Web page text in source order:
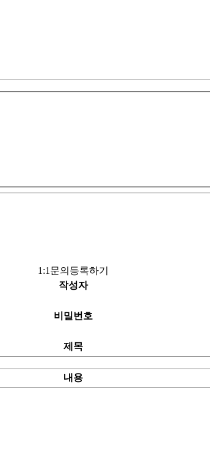
1:1문의등록하기
작성자
비밀번호
제목
내용